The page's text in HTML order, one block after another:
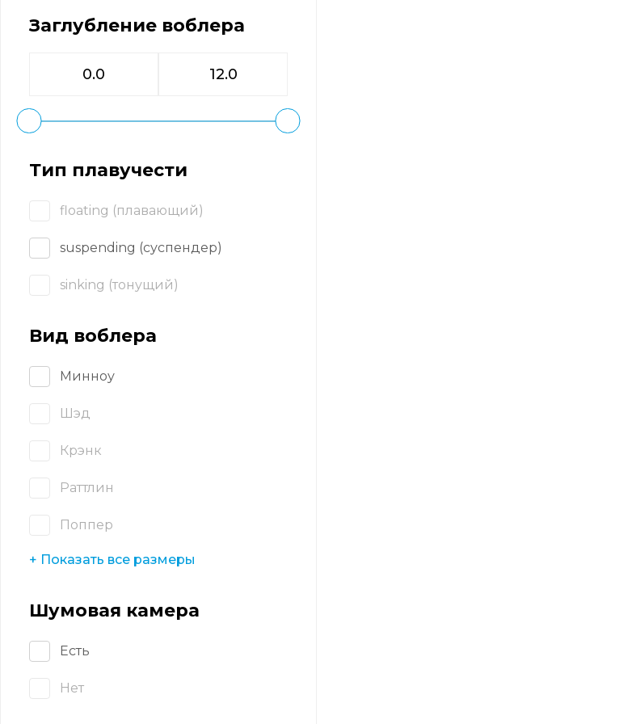
Заглубление воблера
Тип плавучести
floating (плавающий)
suspending (суспендер)
sinking (тонущий)
Вид воблера
Минноу
Шэд
Крэнк
Раттлин
Поппер
+ Показать все размеры
Шумовая камера
Есть
Нет